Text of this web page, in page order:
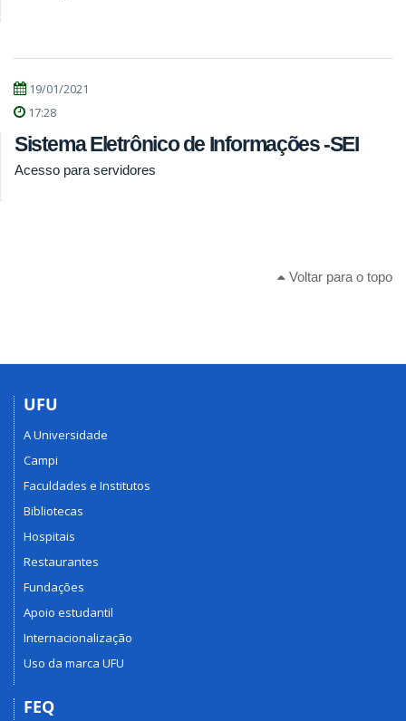
19/01/2021
17:28
Sistema Eletrônico de Informações -SEI
Acesso para servidores
Voltar para o topo
UFU
A Universidade
Campi
Faculdades e Institutos
Bibliotecas
Hospitais
Restaurantes
Fundações
Apoio estudantil
Internacionalização
Uso da marca UFU
FEQ